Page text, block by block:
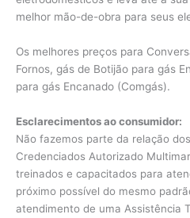
melhor mão-de-obra para seus
Os melhores preços para
Fornos, gás de Botijão para gás
para gás Encanado (Comgás).
Esclarecimentos ao consumidor:
Não fazemos parte da relação
Credenciados Autorizado
treinados e capacitados para
próximo possível do mesmo
atendimento de uma Assistência